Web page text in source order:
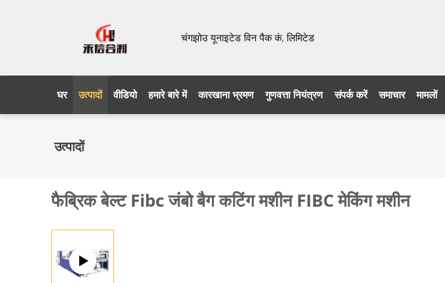
चंगझोउ यूनाइटेड विन पैक कं, लिमिटेड
घर उत्पादों वीडियो हमारे बारे में कारखाना भ्रमण गुणवत्ता नियंत्रण संपर्क करें समाचार मामलों
उत्पादों
फैब्रिक बेल्ट Fibc जंबो बैग कटिंग मशीन FIBC मेकिंग मशीन